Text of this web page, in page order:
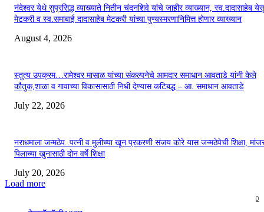
नंदेश्वर येथे सुप्रसिद्ध व्याख्याते नितीन चंदनशिवे यांचे जाहीर व्याख्यान, स्व.दादासाहेब येसू
मेटकरी व स्व.समाबाई दादासाहेब मेटकरी यांच्या पुण्यस्मरणानिमित्त होणार व्याख्यान
August 4, 2026
स्तुत्य उपक्रम…रामेश्वर मासाळ यांच्या संकल्पनेचे आमदार समाधान आवताडे यांनी केले
कौतुक,शाळा व गावाच्या विकासासाठी निधी देण्यास कटिबद्ध – आ. समाधान आवताडे
July 22, 2026
नराधमाला जन्मठेप..पत्नी व मुलीच्या खून प्रकरणी संजय कोरे यास जन्मठेपेची शिक्षा,
पिलाच्या खुनासाठी दोन वर्षे शिक्षा
July 20, 2026
Load more
0